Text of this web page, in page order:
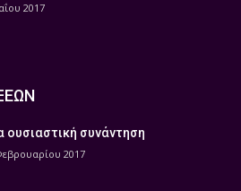
2017
ουσιαστική συνάντηση
2017